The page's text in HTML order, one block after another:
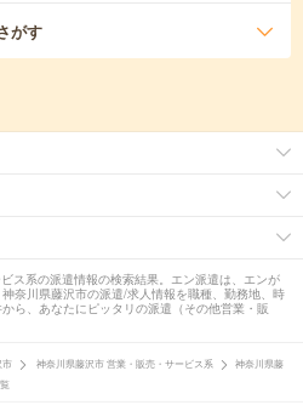
がす
ス系の派遣情報の検索結果。エン派遣は、エンが
奈川県藤沢市の派遣/求人情報を職種、勤務地、時
ら、あなたにピッタリの派遣（その他営業・販
市 神奈川県藤沢市 営業・販売・サービス系
神奈川県藤